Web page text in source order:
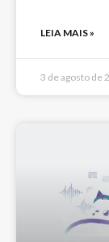
LEIA MAIS »
3 de agosto de